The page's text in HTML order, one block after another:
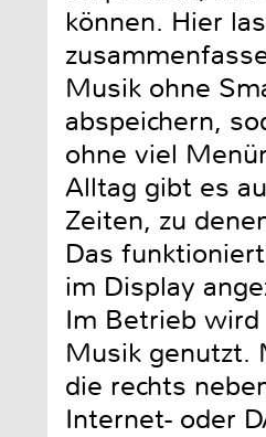
können. Hier
Musik ohne
abspeichern,
ohne viel
Alltag gibt es
Zeiten, zu
Das
im Display
Im Betrieb
Musik genutzt.
die rechts
Internet- oder